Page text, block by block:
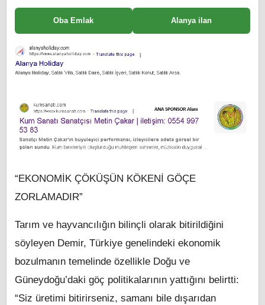
Oba Emlak Alanya ilan
“EKONOMİK ÇÖKÜŞÜN KÖKENİ GÖÇE
ZORLAMADIR”
Tarım ve hayvancılığın bilinçli olarak bitirildiğini
söyleyen Demir, Türkiye genelindeki ekonomik
bozulmanın temelinde özellikle Doğu ve
Güneydoğu’daki göç politikalarının yattığını belirtti:
“Siz üretimi bitirirseniz, samanı bile dışarıdan